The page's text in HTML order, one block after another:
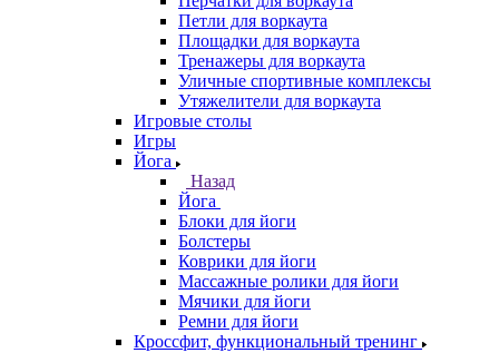
Петли для воркаута
Площадки для воркаута
Тренажеры для воркаута
Уличные спортивные комплексы
Утяжелители для воркаута
Игровые столы
Игры
Йога
Назад
Йога
Блоки для йоги
Болстеры
Коврики для йоги
Массажные ролики для йоги
Мячики для йоги
Ремни для йоги
Кроссфит, функциональный тренинг